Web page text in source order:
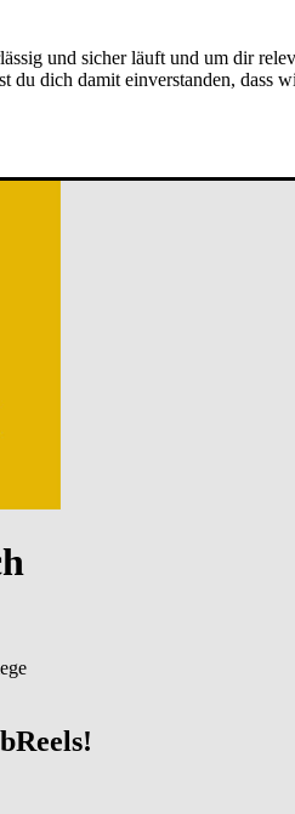
und sicher läuft und um dir
dich damit einverstanden,